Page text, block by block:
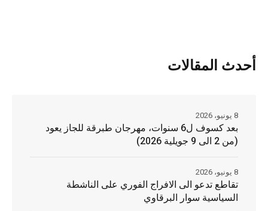
أحدث المقالات
بعد كسوف ل6 سنوات، مهرجان طبرقة للجاز يعود
(من 2 الى 9 جويلية 2026)
8 يونيو، 2026
تقاطع تدعو الى الافراج الفوري على الناشطة
السياسية سوار البرقاوي
8 يونيو، 2026